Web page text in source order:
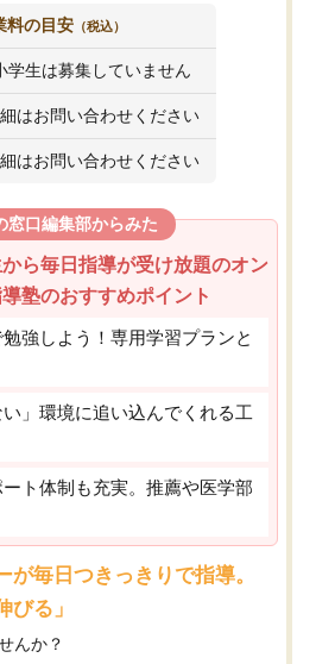
料の目安 （税込）
学生は募集していません
はお問い合わせください
はお問い合わせください
窓口編集部からみた
ら毎日指導が受け放題のオン
塾のおすすめポイント
強しよう！専用学習プランと
い」環境に追い込んでくれる工
ト体制も充実。推薦や医学部
毎日つきっきりで指導。
びる」
んか？